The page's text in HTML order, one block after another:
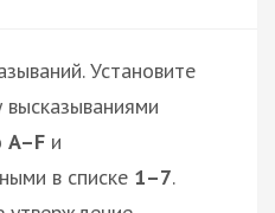
Установите
A–F и
в списке 1–7.